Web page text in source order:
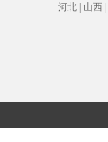
河北
山西